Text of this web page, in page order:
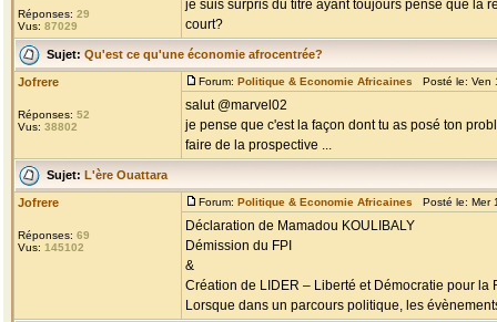
Réponses: 29
Vus: 87029
je suis surpris du titre ayant toujours pensé que la
court?
Sujet: Qu'est ce qu'une économie afrocentrée?
Jofrere
Réponses: 52
Vus: 38802
Forum: Politique & Economie Africaines Posté le: Ven
salut @marvel02
je pense que c'est la façon dont tu as posé ton
faire de la prospective ...
Sujet: L'ère Ouattara
Jofrere
Réponses: 69
Vus: 145102
Forum: Politique & Economie Africaines Posté le: Mer
Déclaration de Mamadou KOULIBALY
Démission du FPI
&
Création de LIDER – Liberté et Démocratie pour la
Lorsque dans un parcours politique, les